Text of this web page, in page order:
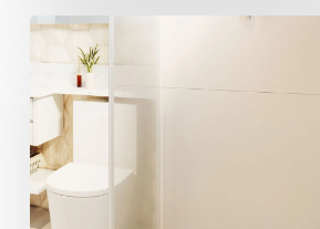
Tipos
de
ralo
para
banheiro
–